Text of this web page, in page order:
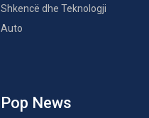
Shkencë dhe Teknologji
Auto
Pop News